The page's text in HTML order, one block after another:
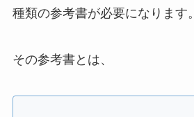
種類の参考書が必要になります。
その参考書とは、